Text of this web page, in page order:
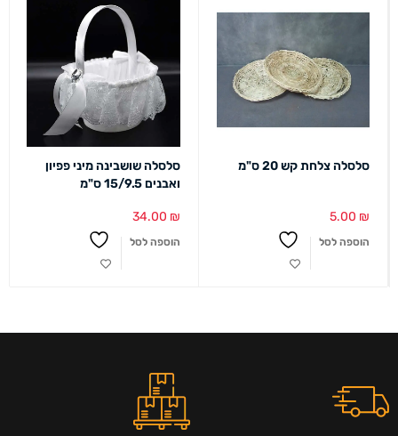
סלסלה צלחת קש 20 ס"מ
5.00 ₪
הוספה לסל
סלסלה שושבינה מיני פפיון
ואבנים 15/9.5 ס"מ
34.00 ₪
הוספה לסל